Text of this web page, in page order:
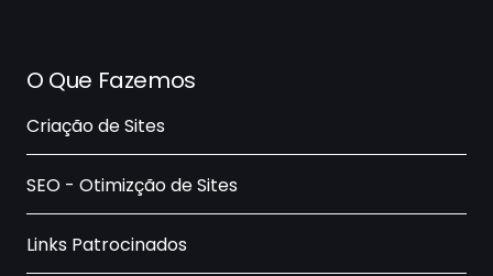
O Que Fazemos
Criação de Sites
SEO - Otimizção de Sites
Links Patrocinados